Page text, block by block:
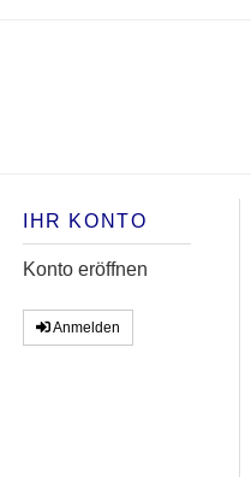
IHR KONTO
Konto eröffnen
Anmelden